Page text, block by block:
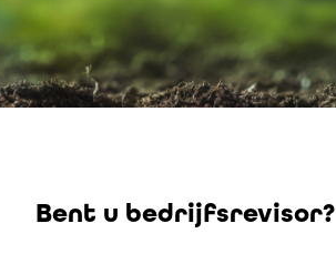
Bent u bedrijfsrevisor?